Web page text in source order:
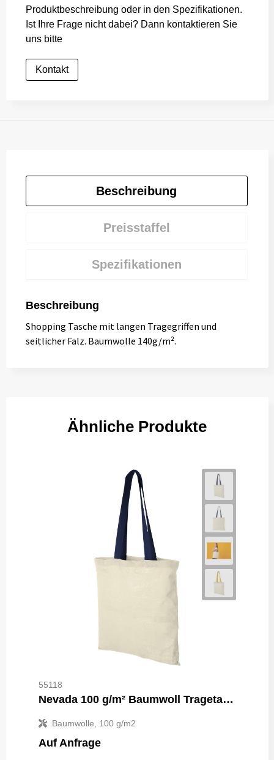
Produktbeschreibung oder in den Spezifikationen.
Ist Ihre Frage nicht dabei? Dann kontaktieren Sie
uns bitte
Kontakt
Beschreibung
Preisstaffel
Spezifikationen
Beschreibung
Shopping Tasche mit langen Tragegriffen und
seitlicher Falz. Baumwolle 140g/m².
Ähnliche Produkte
55118
Nevada 100 g/m² Baumwoll Tragetasche 7L
Baumwolle, 100 g/m2
Auf Anfrage